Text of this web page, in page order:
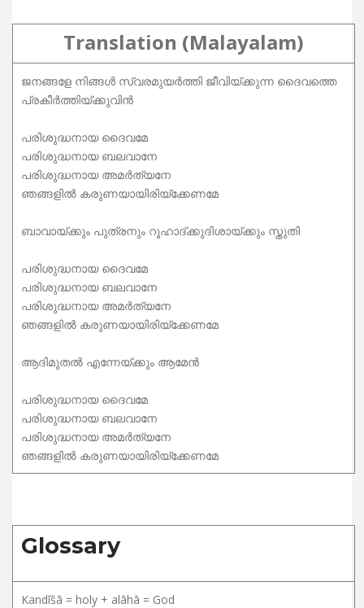
Translation (Malayalam)
ജനങ്ങളേ നിങ്ങൾ സ്വരമുയർത്തി ജീവിയ്ക്കുന്ന ദൈവത്തെ
പ്രകീർത്തിയ്ക്കുവിൻ
പരിശുദ്ധനായ ദൈവമേ
പരിശുദ്ധനായ ബലവാനേ
പരിശുദ്ധനായ അമർത്യനേ
ഞങ്ങളിൽ കരുണയായിരിയ്ക്കേണമേ
ബാവായ്ക്കും പുത്രനും റൂഹാദ്‌ക്കുദിശായ്ക്കും സ്തുതി
പരിശുദ്ധനായ ദൈവമേ
പരിശുദ്ധനായ ബലവാനേ
പരിശുദ്ധനായ അമർത്യനേ
ഞങ്ങളിൽ കരുണയായിരിയ്ക്കേണമേ
ആദിമുതൽ എന്നേയ്ക്കും ആമേൻ
പരിശുദ്ധനായ ദൈവമേ
പരിശുദ്ധനായ ബലവാനേ
പരിശുദ്ധനായ അമർത്യനേ
ഞങ്ങളിൽ കരുണയായിരിയ്ക്കേണമേ
Glossary
Kandīšā = holy + alāhā = God